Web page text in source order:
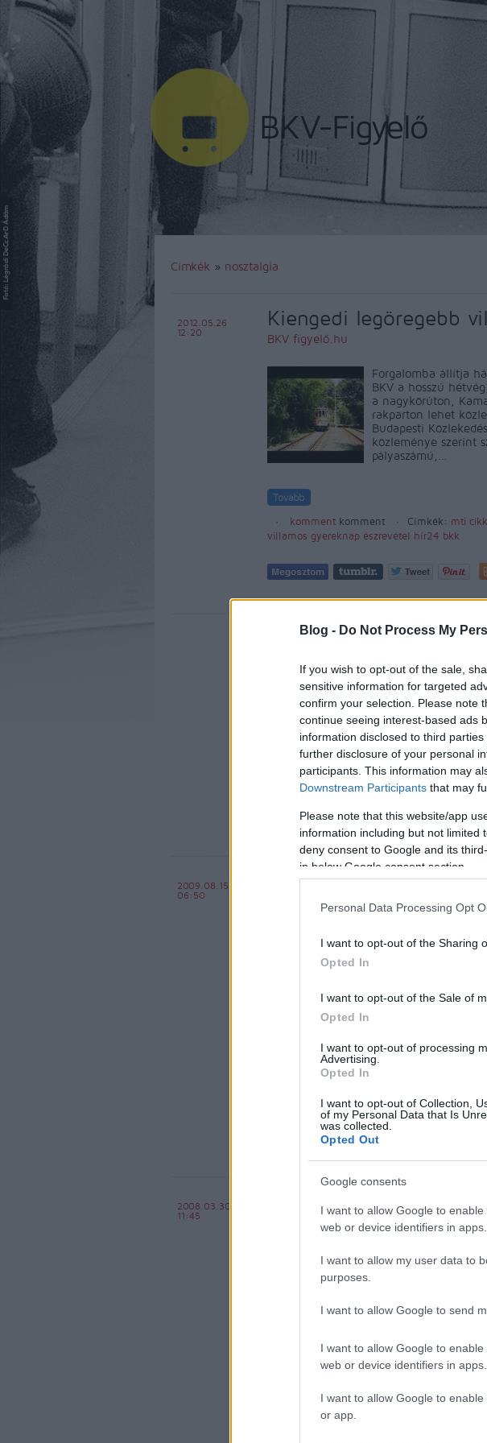
Blog - Do Not Process My
If you wish to opt-out of the sale,
sensitive information for targeted
confirm your selection. Please note
continue seeing interest-based ads
information disclosed to third
further disclosure of your personal
participants. This information may
Downstream Participants that may
Please note that this website/app
information including but not limited
deny consent to Google and its
in below Google consent section.
Personal Data Processing Opt
I want to opt-out of the Sharing
Opted In
I want to opt-out of the Sale of
Opted In
I want to opt-out of processing
Advertising.
Opted In
I want to opt-out of Collection,
of my Personal Data that Is
was collected.
Opted Out
Google consents
I want to allow Google to
web or device identifiers in apps.
I want to allow my user data to
purposes.
I want to allow Google to send
I want to allow Google to
web or device identifiers in apps.
I want to allow Google to
or app.
Címkék » nosztalgia
Kiengedi legöregebb
BKV figyelő.hu
2012.05.26
12:20
Forgalomba állítja
BKV a hosszú
a nagykörúton,
rakparton lehet
Budapesti
közleménye szerint
pályaszámú,…
komment komment Címkék: mti cikk
villamos gyereknap észrevétel hír24 bkk
Visszatér az UV
BKV figyelő.hu
2009.08.15
06:50
UV fanatikusok,
figyelem!
Kamaraerdei Ifjúsági
között. Ez azért
uv felhívás pozitív észrevétel
Nosztalgia UV a
BKV figyelő.hu
2008.03.30
11:45
Ezen a hétvégén
közlekednek a 6-os
Combino villamos
kommentkomment Címkék:
uv 6 os